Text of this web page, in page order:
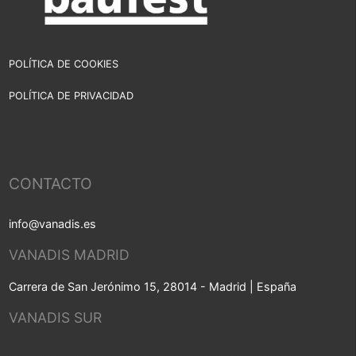
POLÍTICA DE COOKIES
POLÍTICA DE PRIVACIDAD
CONTACTO
info@vanadis.es
VANADIS MADRID
Carrera de San Jerónimo 15, 28014 - Madrid | España
VANADIS SUR